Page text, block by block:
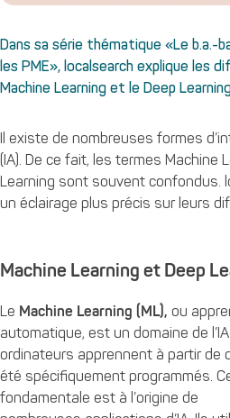
Dans sa série thématique «Le b.a.-
les PME», localsearch explique les
Machine Learning et le Deep
Il existe de nombreuses formes
(IA). De ce fait, les termes Machine
Learning sont souvent confondus.
un éclairage plus précis sur leurs
Machine Learning et Deep
Le Machine Learning (ML), ou
automatique, est un domaine de
ordinateurs apprennent à partir de
été spécifiquement programmés.
fondamentale est à l’origine de